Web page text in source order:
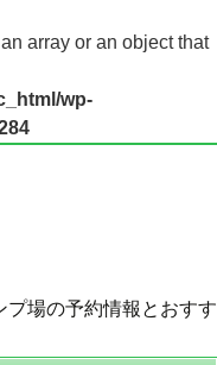
array or an object that
wp-
プ場の予約情報とおすす